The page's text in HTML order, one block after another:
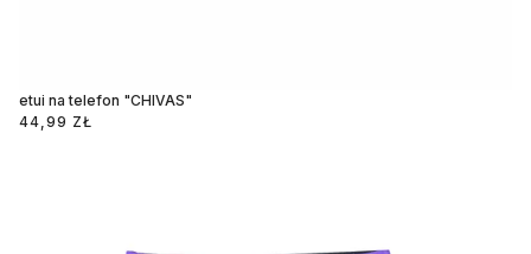
etui na telefon "CHIVAS"
44,99 ZŁ